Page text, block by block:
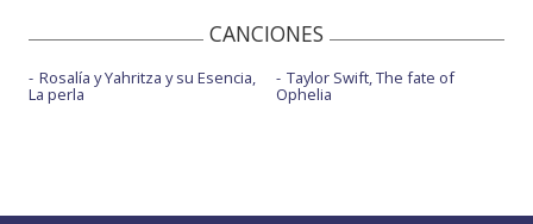
CANCIONES
Rosalía y Yahritza y su Esencia,
La perla
Taylor Swift, The fate of
Ophelia